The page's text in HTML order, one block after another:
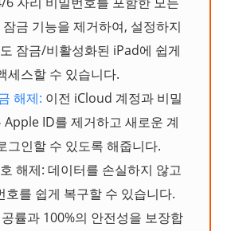
금 기능을 제거하여, 설정하지
잠금/비활성화된 iPad에 쉽게
세스할 수 있습니다.
해제: 이전 iCloud 계정과 비밀
Apple ID를 제거하고 새로운 계
그인할 수 있도록 해줍니다.
해제: 데이터를 손실하지 않고
호를 쉽게 복구할 수 있습니다.
률과 100%의 안전성을 보장합